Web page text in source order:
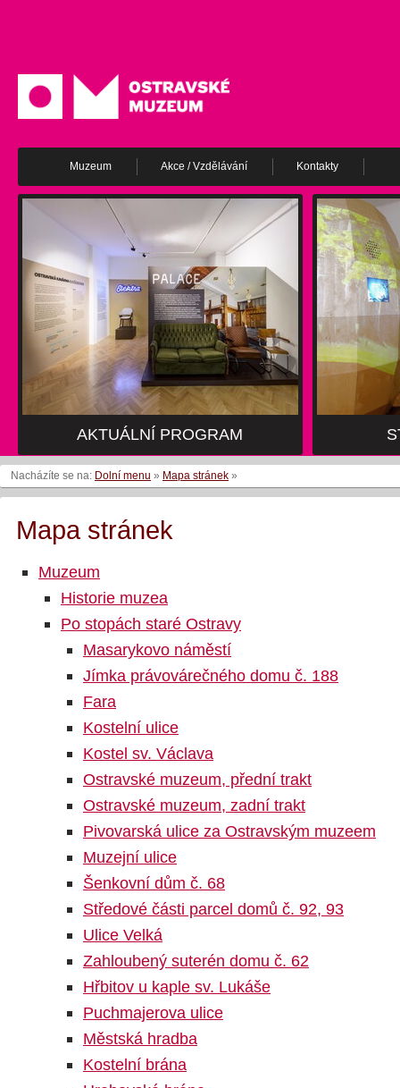
Muzeum Akce / Vzdělávání Kontakty
AKTUÁLNÍ PROGRAM
Nacházíte se na: Dolní menu » Mapa stránek »
Mapa stránek
Muzeum
Historie muzea
Po stopách staré Ostravy
Masarykovo náměstí
Jímka právovárečného domu č. 188
Fara
Kostelní ulice
Kostel sv. Václava
Ostravské muzeum, přední trakt
Ostravské muzeum, zadní trakt
Pivovarská ulice za Ostravským muzeem
Muzejní ulice
Šenkovní dům č. 68
Středové části parcel domů č. 92, 93
Ulice Velká
Zahloubený suterén domu č. 62
Hřbitov u kaple sv. Lukáše
Puchmajerova ulice
Městská hradba
Kostelní brána